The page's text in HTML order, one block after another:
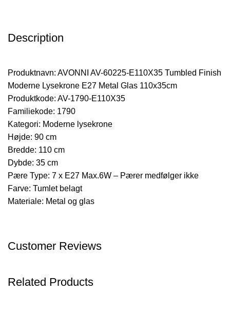
Description
Produktnavn: AVONNI AV-60225-E110X35 Tumbled Finish
Moderne Lysekrone E27 Metal Glas 110x35cm
Produktkode: AV-1790-E110X35
Familiekode: 1790
Kategori: Moderne lysekrone
Højde: 90 cm
Bredde: 110 cm
Dybde: 35 cm
Pære Type: 7 x E27 Max.6W – Pærer medfølger ikke
Farve: Tumlet belagt
Materiale: Metal og glas
Customer Reviews
Related Products